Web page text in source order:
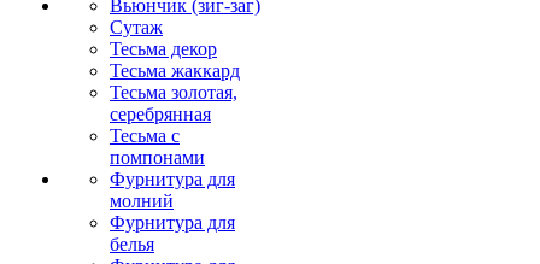
Вьюнчик (зиг-заг)
Сутаж
Тесьма декор
Тесьма жаккард
Тесьма золотая,
серебрянная
Тесьма с
помпонами
Фурнитура для
молний
Фурнитура для
белья